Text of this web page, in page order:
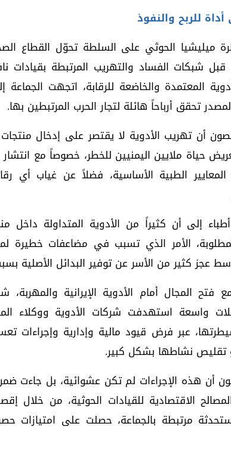
أداة للربح والنفوذ
ميليشيا الحوثي على السلطة تحوّل القطاع
قبل شبكات الفساد والتهريب المرتبطة بقيادات
المعتمدة والخاضعة للرقابة، اتجهت
تحقق أرباحاً هائلة لتجار الحرب المرتبطين بها.
أن تهريب الأدوية لا يقتصر على إدخال
حياة ملايين اليمنيين للخطر، خصوصاً مع
الطبية الأساسية، فضلاً عن غياب أي
إلى أن كثيراً من الأدوية المتداولة داخل
الأمر الذي تسبب في مضاعفات خطيرة
عجز كثير من الأسر عن توفير البدائل الأصلية
فتح المجال أمام الأدوية الإيرانية
واسعة استهدفت شركات الأدوية ووكلاء
عبر فرض قيود مالية وإدارية وإجراءات
تقليص نشاطها بشكل كبير.
أن هذه الإجراءات لم تكن عشوائية، بل جاءت
الاقتصادية للقيادات الحوثية، من خلال
مرتبطة بالجماعة، حصلت على امتيازات